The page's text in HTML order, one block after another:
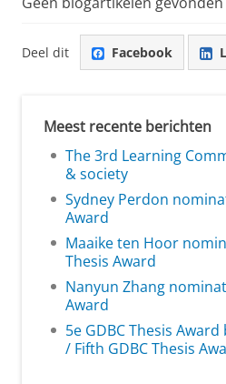
Deel dit Facebook
Meest recente berichten
The 3rd Learning
& society
Sydney Perdon
Award
Maaike ten Hoor
Thesis Award
Nanyun Zhang
Award
5e GDBC Thesis
/ Fifth GDBC Thesis